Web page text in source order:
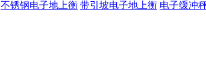
不锈钢电子地上衡 带引坡电子地上衡 电子缓冲